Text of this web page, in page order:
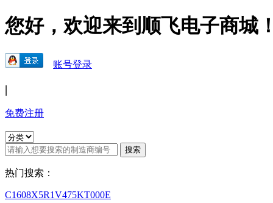
您好，欢迎来到顺飞电子商城
账号登录
|
免费注册
热门搜索：
C1608X5R1V475KT000E